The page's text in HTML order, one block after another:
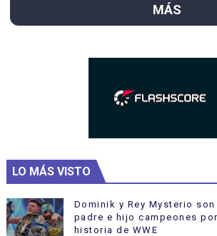
MÁS
LO MÁS VISTO
Dominik y Rey Mysterio
padre e hijo campeones
historia de WWE